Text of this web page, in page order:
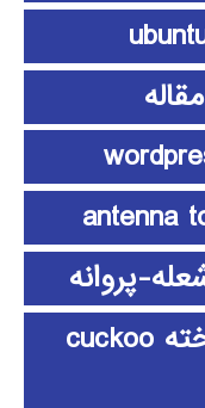
پروانه
الگوریتم جستجوی فاخته cuckoo